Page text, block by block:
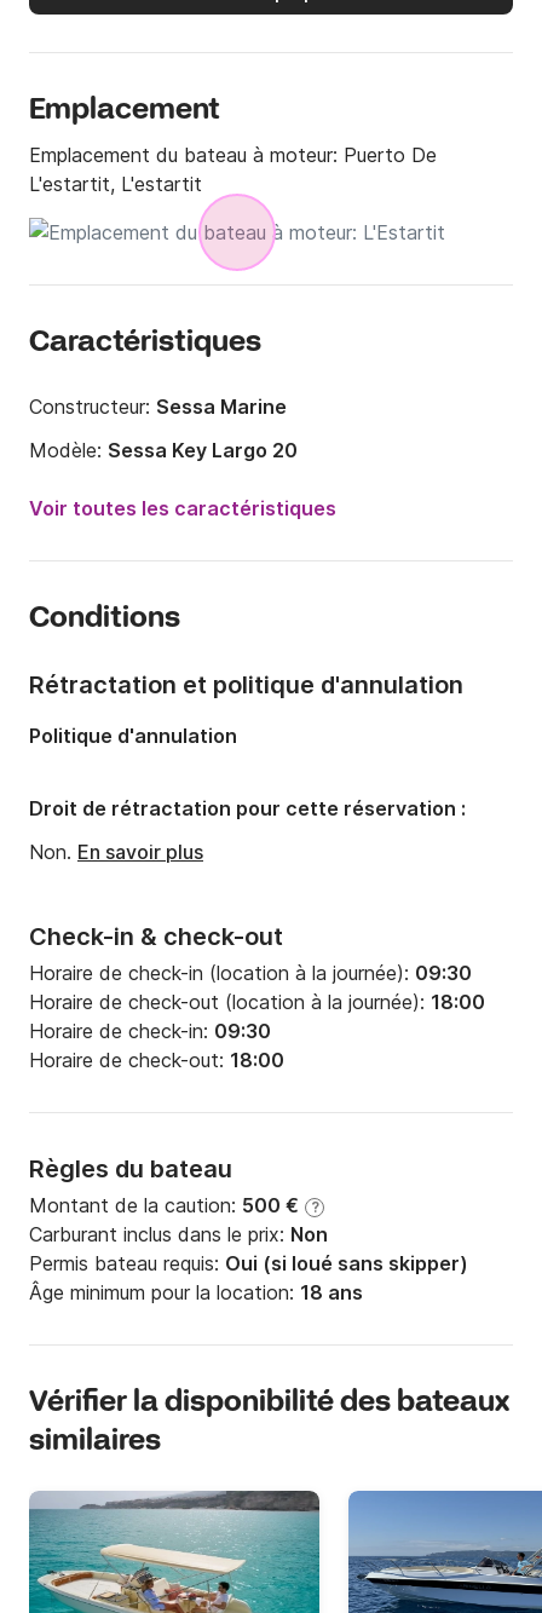
Emplacement
Emplacement du bateau à moteur: Puerto De
L'estartit, L'estartit
Caractéristiques
Constructeur: Sessa Marine
Modèle: Sessa Key Largo 20
Puissance moteur:
115cv
Capacité à bord:
Nombre de cabines:
Voir toutes les caractéristiques
Conditions
Check-in & check-out
Horaire de check-in (location à la journée): 09:30
Horaire de check-out (location à la journée): 18:00
Horaire de check-in: 09:30
Horaire de check-out: 18:00
Règles du bateau
Montant de la caution: 500 € ?
Carburant inclus dans le prix: Non
Permis bateau requis: Oui (si loué sans skipper)
Âge minimum pour la location: 18 ans
Rétractation et politique d'annulation
Politique d'annulation
Droit de rétractation pour cette réservation :
Non. En savoir plus
Vérifier la disponibilité des bateaux
similaires